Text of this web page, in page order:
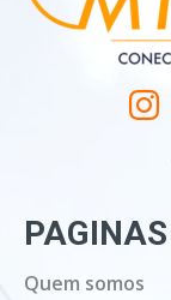
PAGINAS
Quem somos